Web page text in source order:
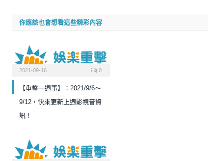
你應該也會想看這些精彩內容
2021-09-16 0
【重擊一週事】：2021/9/6～
9/12，快來更新上週影視音資
訊！